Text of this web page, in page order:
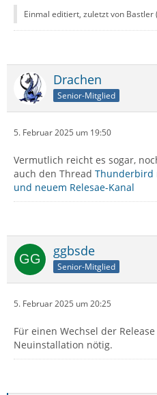
Einmal editiert, zuletzt von Bastler (
Drachen
Senior-Mitglied
5. Februar 2025 um 19:50
Vermutlich reicht es sogar,
auch den Thread Thunderbird
und neuem Relesae-Kanal
ggbsde
Senior-Mitglied
5. Februar 2025 um 20:25
Für einen Wechsel der
Neuinstallation nötig.